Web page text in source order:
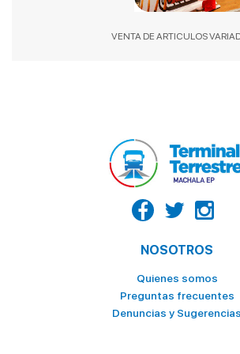
LA CASA DEL TIGRILLO
PALACIO DEL TIGRILLO
VENTA DE ARTICULOS
NOSOTROS
Quienes somos
Preguntas frecuentes
Denuncias y Sugerencias